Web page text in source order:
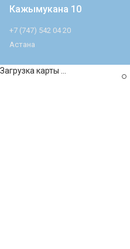
Кажымукана 10
+7 (747) 542 04 20
Астана
Загрузка карты ...